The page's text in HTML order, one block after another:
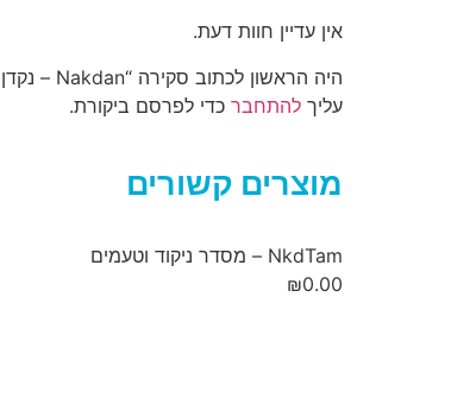
אין עדיין חוות דעת.
היה הראשון לכתוב סקירה “Nakdan – נקדן לתג”
עליך להתחבר כדי לפרסם ביקורת.
מוצרים קשורים
NkdTam – מסדר ניקוד וטעמים
₪0.00